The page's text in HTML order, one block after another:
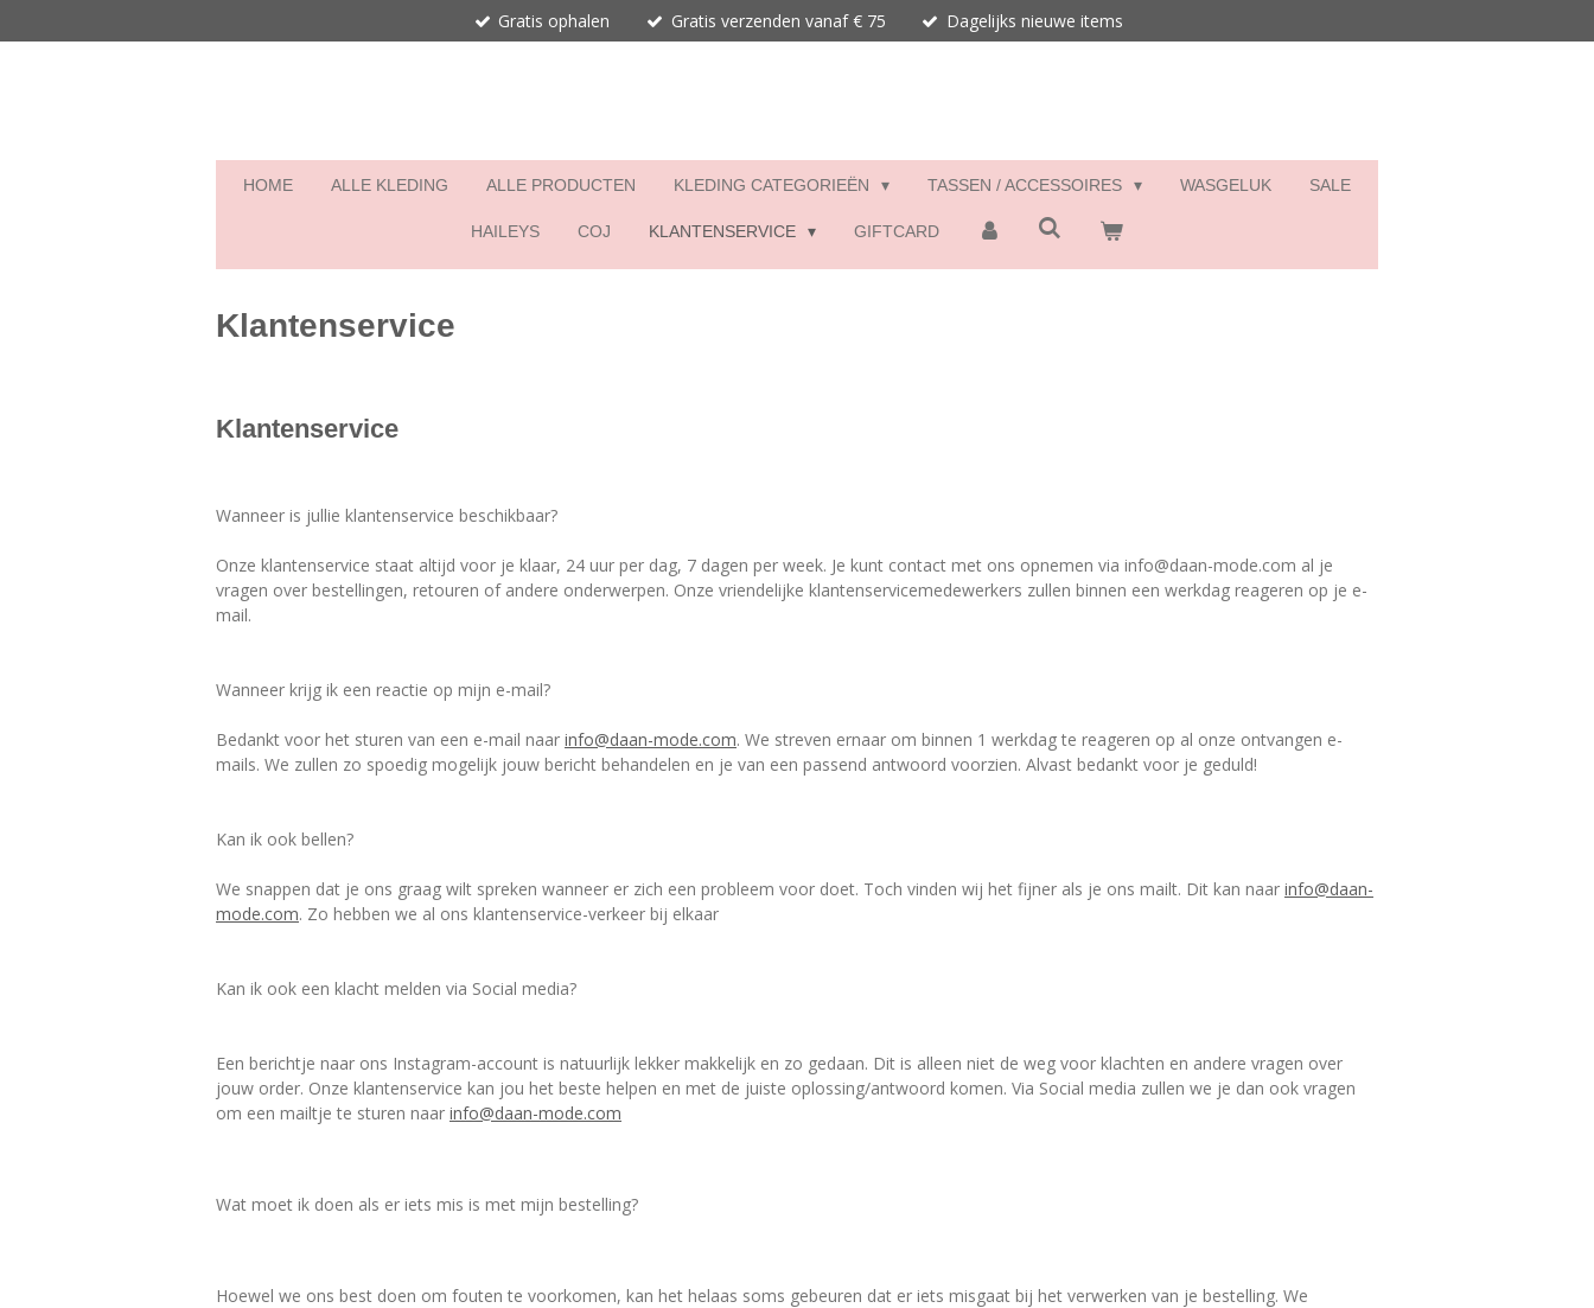
direct
Gratis ophalen Gratis verzenden vanaf € 75 Dagelijks nieuwe items
HOME ALLE KLEDING ALLE PRODUCTEN KLEDING CATEGORIEËN TASSEN / ACCESSOIRES WASGELUK SALE
HAILEYS COJ KLANTENSERVICE GIFTCARD
Klantenservice
Klantenservice
Wanneer is jullie klantenservice beschikbaar?
Onze klantenservice staat altijd voor je klaar, 24 uur per dag, 7 dagen per week. Je kunt contact met ons opnemen via info@daan-mode.com al je
vragen over bestellingen, retouren of andere onderwerpen. Onze vriendelijke klantenservicemedewerkers zullen binnen een werkdag reageren op je e-
mail.
Wanneer krijg ik een reactie op mijn e-mail?
Bedankt voor het sturen van een e-mail naar info@daan-mode.com. We streven ernaar om binnen 1 werkdag te reageren op al onze ontvangen e-
mails. We zullen zo spoedig mogelijk jouw bericht behandelen en je van een passend antwoord voorzien. Alvast bedankt voor je geduld!
Kan ik ook bellen?
We snappen dat je ons graag wilt spreken wanneer er zich een probleem voor doet. Toch vinden wij het fijner als je ons mailt. Dit kan naar info@daan-
mode.com. Zo hebben we al ons klantenservice-verkeer bij elkaar
Kan ik ook een klacht melden via Social media?
Een berichtje naar ons Instagram-account is natuurlijk lekker makkelijk en zo gedaan. Dit is alleen niet de weg voor klachten en andere vragen over
jouw order. Onze klantenservice kan jou het beste helpen en met de juiste oplossing/antwoord komen. Via Social media zullen we je dan ook vragen
om een mailtje te sturen naar info@daan-mode.com
Wat moet ik doen als er iets mis is met mijn bestelling?
Hoewel we ons best doen om fouten te voorkomen, kan het helaas soms gebeuren dat er iets misgaat bij het verwerken van je bestelling. We